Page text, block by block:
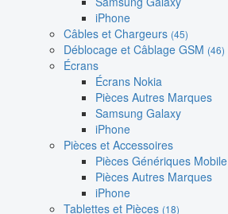
iPhone
Câbles et Chargeurs (45)
Déblocage et Câblage GSM (46)
Écrans
Écrans Nokia
Pièces Autres Marques
Samsung Galaxy
iPhone
Pièces et Accessoires
Pièces Génériques Mobile
Pièces Autres Marques
iPhone
Tablettes et Pièces (18)